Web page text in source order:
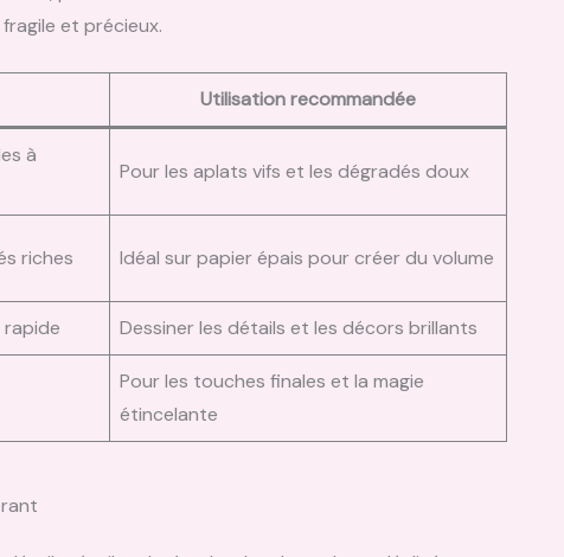
et précieux.
Utilisation recommandée
à
Pour les aplats vifs et les dégradés doux
riches Idéal sur papier épais pour créer du volume
Dessiner les détails et les décors brillants
Pour les touches finales et la magie
étincelante